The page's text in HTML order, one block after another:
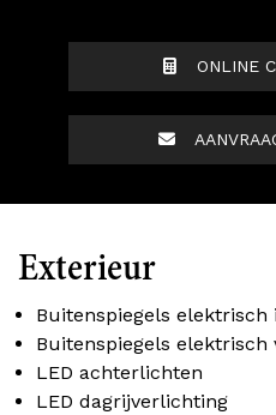
ONLINE
Exterieur
Buitenspiegels elektrisch
Buitenspiegels
LED achterlichten
LED dagrijverlichting